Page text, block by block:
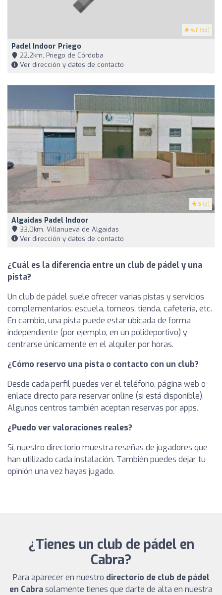
4.7 (33)
Padel Indoor Priego
22,2km, Priego de Córdoba
Ver dirección y datos de contacto
5 (3)
Algaidas Padel Indoor
33,0km, Villanueva de Algaidas
Ver dirección y datos de contacto
¿Cuál es la diferencia entre un club de pádel y una
pista?
Un club de pádel suele ofrecer varias pistas y servicios
complementarios: escuela, torneos, tienda, cafetería, etc.
En cambio, una pista puede estar ubicada de forma
independiente (por ejemplo, en un polideportivo) y
centrarse únicamente en el alquiler por horas.
¿Cómo reservo una pista o contacto con un club?
Desde cada perfil puedes ver el teléfono, página web o
enlace directo para reservar online (si está disponible).
Algunos centros también aceptan reservas por apps.
¿Puedo ver valoraciones reales?
Sí, nuestro directorio muestra reseñas de jugadores que
han utilizado cada instalación. También puedes dejar tu
opinión una vez hayas jugado.
¿Tienes un club de pádel en
Cabra?
Para aparecer en nuestro directorio de club de pádel
en Cabrasolamente tienes que darte de alta en nuestra